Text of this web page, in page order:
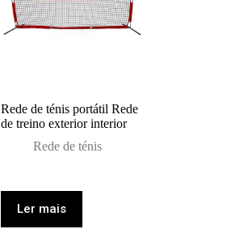
Rede de ténis portátil Rede
de treino exterior interior
Rede de ténis
Ler mais